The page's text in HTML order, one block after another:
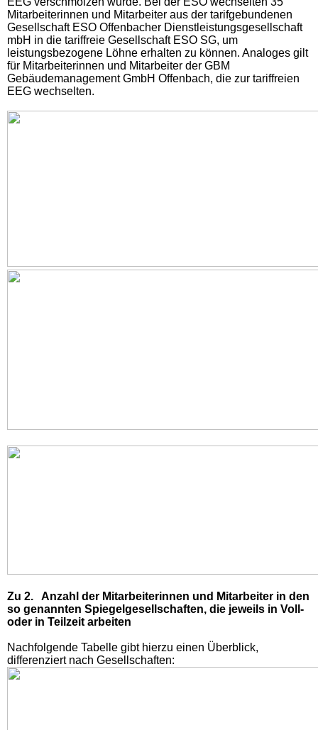
Mitarbeiterinnen und Mitarbeiter aus der tarifgebundenen
Gesellschaft ESO Offenbacher Dienstleistungsgesellschaft
mbH in die tariffreie Gesellschaft ESO SG, um
leistungsbezogene Löhne erhalten zu können. Analoges gilt
für Mitarbeiterinnen und Mitarbeiter der GBM
Gebäudemanagement GmbH Offenbach, die zur tariffreien
EEG wechselten.
Zu 2. Anzahl der Mitarbeiterinnen und Mitarbeiter in den
so genannten Spiegelgesellschaften, die jeweils in Voll-
oder in Teilzeit arbeiten
Nachfolgende Tabelle gibt hierzu einen Überblick,
differenziert nach Gesellschaften: